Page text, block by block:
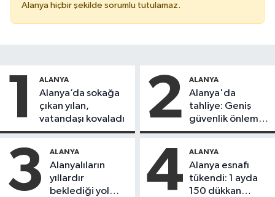
Alanya hiçbir şekilde sorumlu tutulamaz.
1 ALANYA
Alanya’da sokağa
çıkan yılan,
vatandaşı kovaladı
2 ALANYA
Alanya'da
tahliye: Geniş
güvenlik önlemi
alındı
3 ALANYA
Alanyalıların
yıllardır
beklediği yol
4 ALANYA
Alanya esnafı
tükendi: 1 ayda
150 dükkan